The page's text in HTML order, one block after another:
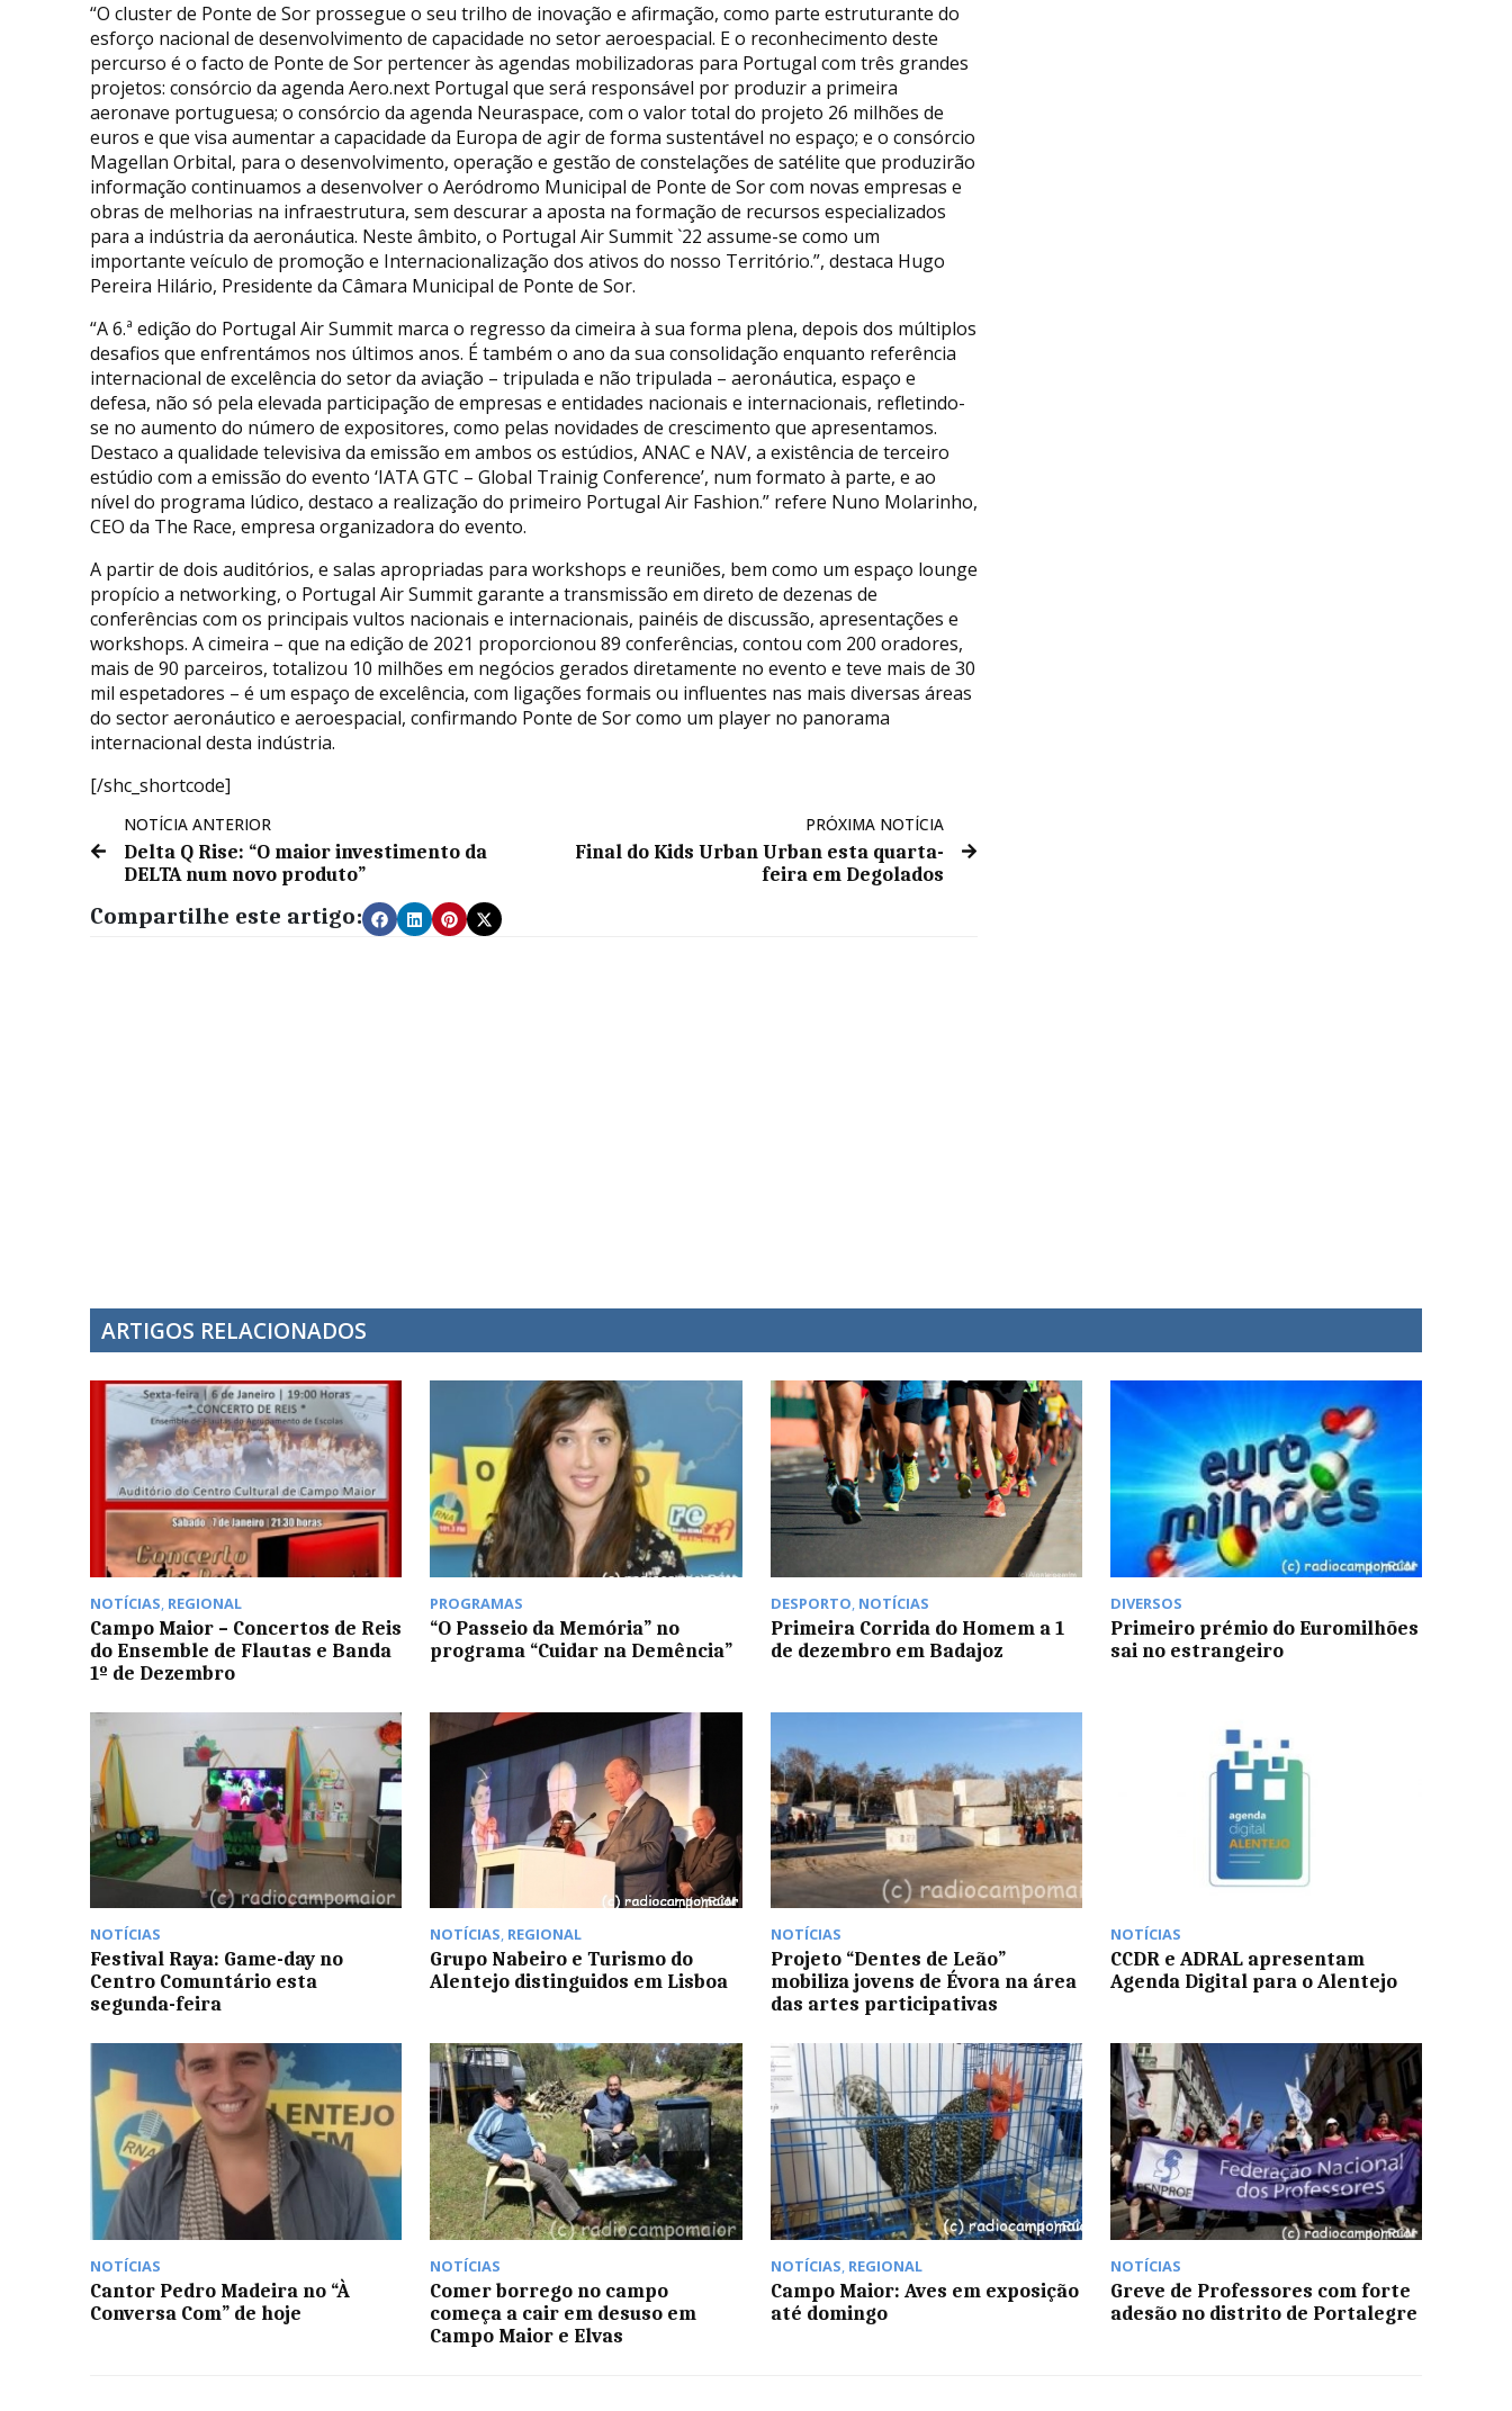
“O cluster de Ponte de Sor prossegue o seu trilho de inovação e afirmação, como parte estruturante do
esforço nacional de desenvolvimento de capacidade no setor aeroespacial. E o reconhecimento deste
percurso é o facto de Ponte de Sor pertencer às agendas mobilizadoras para Portugal com três grandes
projetos: consórcio da agenda Aero.next Portugal que será responsável por produzir a primeira
aeronave portuguesa; o consórcio da agenda Neuraspace, com o valor total do projeto 26 milhões de
euros e que visa aumentar a capacidade da Europa de agir de forma sustentável no espaço; e o consórcio
Magellan Orbital, para o desenvolvimento, operação e gestão de constelações de satélite que produzirão
informação continuamos a desenvolver o Aeródromo Municipal de Ponte de Sor com novas empresas e
obras de melhorias na infraestrutura, sem descurar a aposta na formação de recursos especializados
para a indústria da aeronáutica. Neste âmbito, o Portugal Air Summit `22 assume-se como um
importante veículo de promoção e Internacionalização dos ativos do nosso Território.”, destaca Hugo
Pereira Hilário, Presidente da Câmara Municipal de Ponte de Sor.
“A 6.ª edição do Portugal Air Summit marca o regresso da cimeira à sua forma plena, depois dos múltiplos
desafios que enfrentámos nos últimos anos. É também o ano da sua consolidação enquanto referência
internacional de excelência do setor da aviação – tripulada e não tripulada – aeronáutica, espaço e
defesa, não só pela elevada participação de empresas e entidades nacionais e internacionais, refletindo-
se no aumento do número de expositores, como pelas novidades de crescimento que apresentamos.
Destaco a qualidade televisiva da emissão em ambos os estúdios, ANAC e NAV, a existência de terceiro
estúdio com a emissão do evento ‘IATA GTC – Global Trainig Conference’, num formato à parte, e ao
nível do programa lúdico, destaco a realização do primeiro Portugal Air Fashion.” refere Nuno Molarinho,
CEO da The Race, empresa organizadora do evento.
A partir de dois auditórios, e salas apropriadas para workshops e reuniões, bem como um espaço lounge
propício a networking, o Portugal Air Summit garante a transmissão em direto de dezenas de
conferências com os principais vultos nacionais e internacionais, painéis de discussão, apresentações e
workshops. A cimeira – que na edição de 2021 proporcionou 89 conferências, contou com 200 oradores,
mais de 90 parceiros, totalizou 10 milhões em negócios gerados diretamente no evento e teve mais de 30
mil espetadores – é um espaço de excelência, com ligações formais ou influentes nas mais diversas áreas
do sector aeronáutico e aeroespacial, confirmando Ponte de Sor como um player no panorama
internacional desta indústria.
[/shc_shortcode]
NOTÍCIA ANTERIOR
Delta Q Rise: “O maior investimento da
DELTA num novo produto”
PRÓXIMA NOTÍCIA
Final do Kids Urban Urban esta quarta-
feira em Degolados
Compartilhe este artigo:
ARTIGOS RELACIONADOS
NOTÍCIAS, REGIONAL
Campo Maior – Concertos de Reis
do Ensemble de Flautas e Banda
1º de Dezembro
PROGRAMAS
“O Passeio da Memória” no
programa “Cuidar na Demência”
DESPORTO, NOTÍCIAS
Primeira Corrida do Homem a 1
de dezembro em Badajoz
DIVERSOS
Primeiro prémio do Euromilhões
sai no estrangeiro
NOTÍCIAS
Festival Raya: Game-day no
Centro Comuntário esta
segunda-feira
NOTÍCIAS, REGIONAL
Grupo Nabeiro e Turismo do
Alentejo distinguidos em Lisboa
NOTÍCIAS
Projeto “Dentes de Leão”
mobiliza jovens de Évora na área
das artes participativas
NOTÍCIAS
CCDR e ADRAL apresentam
Agenda Digital para o Alentejo
NOTÍCIAS
Cantor Pedro Madeira no “À
Conversa Com” de hoje
NOTÍCIAS
Comer borrego no campo
começa a cair em desuso em
Campo Maior e Elvas
NOTÍCIAS, REGIONAL
Campo Maior: Aves em exposição
até domingo
NOTÍCIAS
Greve de Professores com forte
adesão no distrito de Portalegre